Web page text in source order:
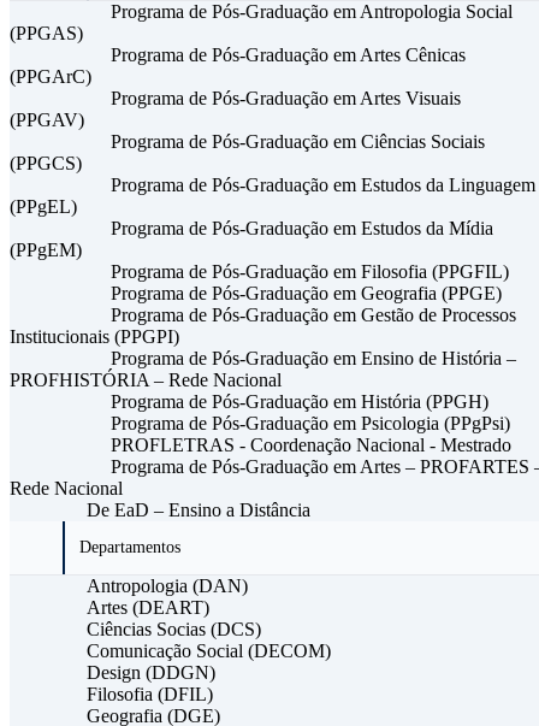
Programa de Pós-Graduação em Antropologia Social
(PPGAS)
Programa de Pós-Graduação em Artes Cênicas
(PPGArC)
Programa de Pós-Graduação em Artes Visuais
(PPGAV)
Programa de Pós-Graduação em Ciências Sociais
(PPGCS)
Programa de Pós-Graduação em Estudos da Linguagem
(PPgEL)
Programa de Pós-Graduação em Estudos da Mídia
(PPgEM)
Programa de Pós-Graduação em Filosofia (PPGFIL)
Programa de Pós-Graduação em Geografia (PPGE)
Programa de Pós-Graduação em Gestão de Processos
Institucionais (PPGPI)
Programa de Pós-Graduação em Ensino de História –
PROFHISTÓRIA – Rede Nacional
Programa de Pós-Graduação em História (PPGH)
Programa de Pós-Graduação em Psicologia (PPgPsi)
PROFLETRAS - Coordenação Nacional - Mestrado
Programa de Pós-Graduação em Artes – PROFARTES
Rede Nacional
De EaD – Ensino a Distância
Departamentos
Antropologia (DAN)
Artes (DEART)
Ciências Socias (DCS)
Comunicação Social (DECOM)
Design (DDGN)
Filosofia (DFIL)
Geografia (DGE)